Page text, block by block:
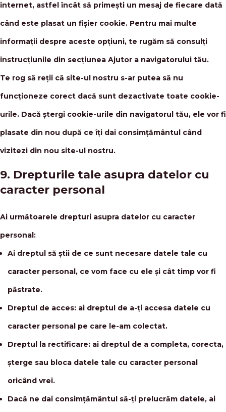
internet, astfel încât să primești un mesaj de fiecare dată
când este plasat un fișier cookie. Pentru mai multe
informații despre aceste opțiuni, te rugăm să consulți
instrucțiunile din secțiunea Ajutor a navigatorului tău.
Te rog să reții că site-ul nostru s-ar putea să nu
funcționeze corect dacă sunt dezactivate toate cookie-
urile. Dacă ștergi cookie-urile din navigatorul tău, ele vor fi
plasate din nou după ce îți dai consimțământul când
vizitezi din nou site-ul nostru.
9. Drepturile tale asupra datelor cu
caracter personal
Ai următoarele drepturi asupra datelor cu caracter
personal:
Ai dreptul să știi de ce sunt necesare datele tale cu
caracter personal, ce vom face cu ele și cât timp vor fi
păstrate.
Dreptul de acces: ai dreptul de a-ți accesa datele cu
caracter personal pe care le-am colectat.
Dreptul la rectificare: ai dreptul de a completa, corecta,
șterge sau bloca datele tale cu caracter personal
oricând vrei.
Dacă ne dai consimțământul să-ți prelucrăm datele, ai